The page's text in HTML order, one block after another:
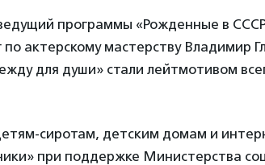
программы «Рожденные в
актерскому мастерству Владимир
для души» стали лейтмотивом
сиротам, детским домам и
при поддержке Министерства